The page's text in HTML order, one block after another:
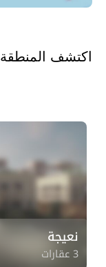
اكتشف المنطقة
نعيجة
3 عقارات